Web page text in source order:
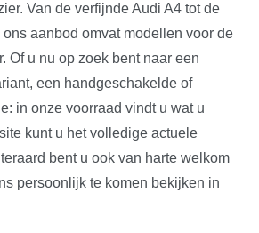
Van de verfijnde Audi A4 tot de
aanbod omvat modellen voor de
Of u nu op zoek bent naar een
een handgeschakelde of
in onze voorraad vindt u wat u
kunt u het volledige actuele
bent u ook van harte welkom
persoonlijk te komen bekijken in